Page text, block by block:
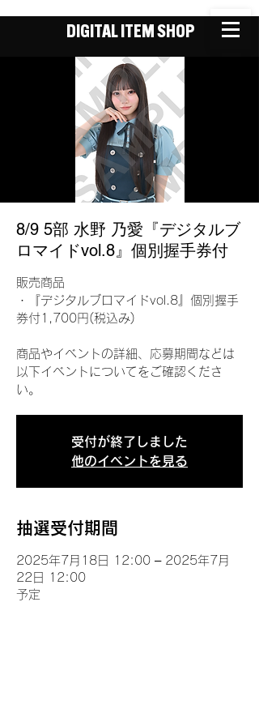
DIGITAL ITEM SHOP
8/9 5部 水野 乃愛『デジタルブ
ロマイドvol.8』個別握手券付
販売商品
・『デジタルブロマイドvol.8』個別握手
券付1,700円(税込み)
商品やイベントの詳細、応募期間などは
以下イベントについてをご確認くださ
い。
受付が終了しました
他のイベントを見る
抽選受付期間
2025年7月18日 12:00 – 2025年7月
22日 12:00
予定